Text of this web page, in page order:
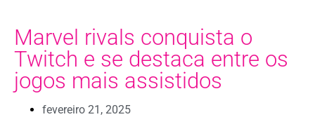
Marvel rivals conquista o
Twitch e se destaca entre os
jogos mais assistidos
fevereiro 21, 2025